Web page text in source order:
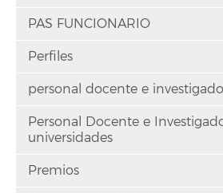
PAS FUNCIONARIO
Perfiles
personal docente e
Personal Docente e
universidades
Premios